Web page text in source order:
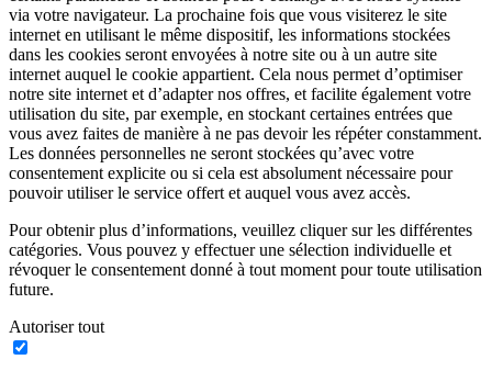
via votre navigateur. La prochaine fois que vous visiterez le site
internet en utilisant le même dispositif, les informations stockées
dans les cookies seront envoyées à notre site ou à un autre site
internet auquel le cookie appartient. Cela nous permet d’optimiser
notre site internet et d’adapter nos offres, et facilite également votre
utilisation du site, par exemple, en stockant certaines entrées que
vous avez faites de manière à ne pas devoir les répéter constamment.
Les données personnelles ne seront stockées qu’avec votre
consentement explicite ou si cela est absolument nécessaire pour
pouvoir utiliser le service offert et auquel vous avez accès.
Pour obtenir plus d’informations, veuillez cliquer sur les différentes
catégories. Vous pouvez y effectuer une sélection individuelle et
révoquer le consentement donné à tout moment pour toute utilisation
future.
Autoriser tout